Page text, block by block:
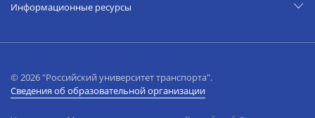
Информационные ресурсы
© 2026 "Российский университет транспорта".
Сведения об образовательной организации